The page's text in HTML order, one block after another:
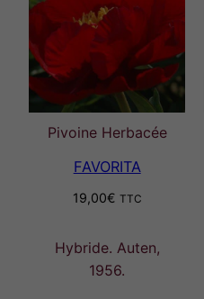
Pivoine Herbacée
FAVORITA
19,00€ TTC
Hybride. Auten,
1956.